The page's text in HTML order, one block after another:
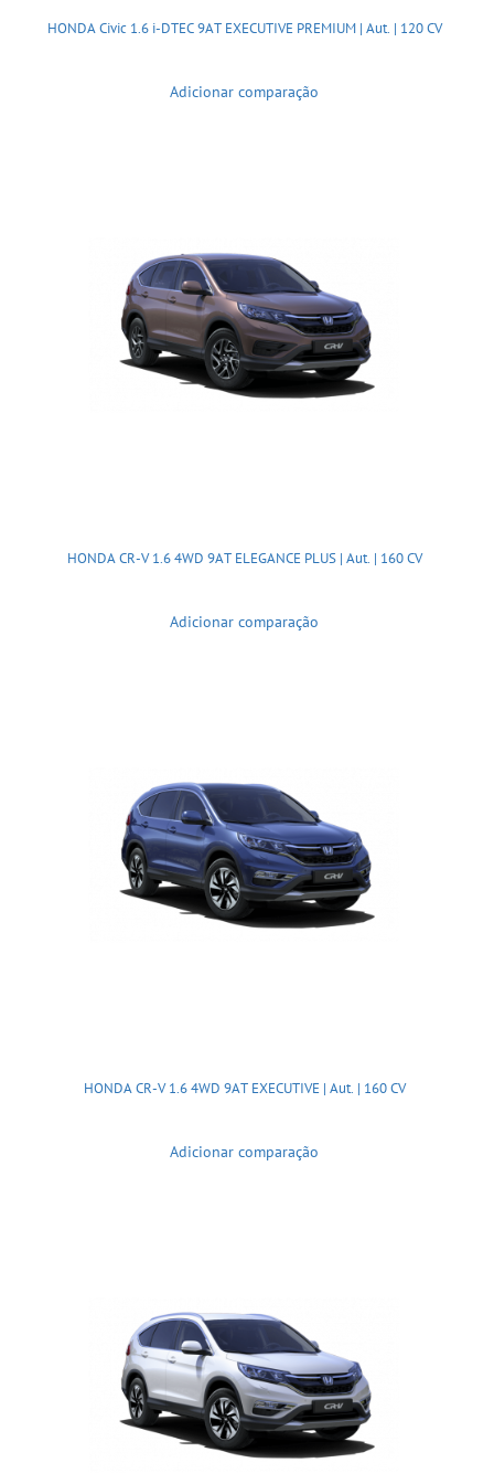
HONDA Civic 1.6 i-DTEC 9AT EXECUTIVE PREMIUM | Aut. | 120 CV
Adicionar comparação
HONDA CR-V 1.6 4WD 9AT ELEGANCE PLUS | Aut. | 160 CV
Adicionar comparação
HONDA CR-V 1.6 4WD 9AT EXECUTIVE | Aut. | 160 CV
Adicionar comparação